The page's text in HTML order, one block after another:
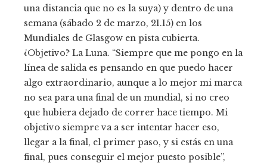
una distancia que no es la suya) y dentro de una
semana (sábado 2 de marzo, 21.15) en los
Mundiales de Glasgow en pista cubierta.
¿Objetivo? La Luna. “Siempre que me pongo en la
línea de salida es pensando en que puedo hacer
algo extraordinario, aunque a lo mejor mi marca
no sea para una final de un mundial, si no creo
que hubiera dejado de correr hace tiempo. Mi
objetivo siempre va a ser intentar hacer eso,
llegar a la final, el primer paso, y si estás en una
final, pues conseguir el mejor puesto posible”,